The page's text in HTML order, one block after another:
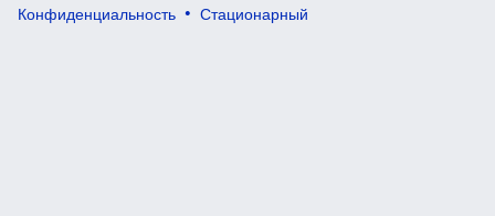
Конфиденциальность
Стационарный